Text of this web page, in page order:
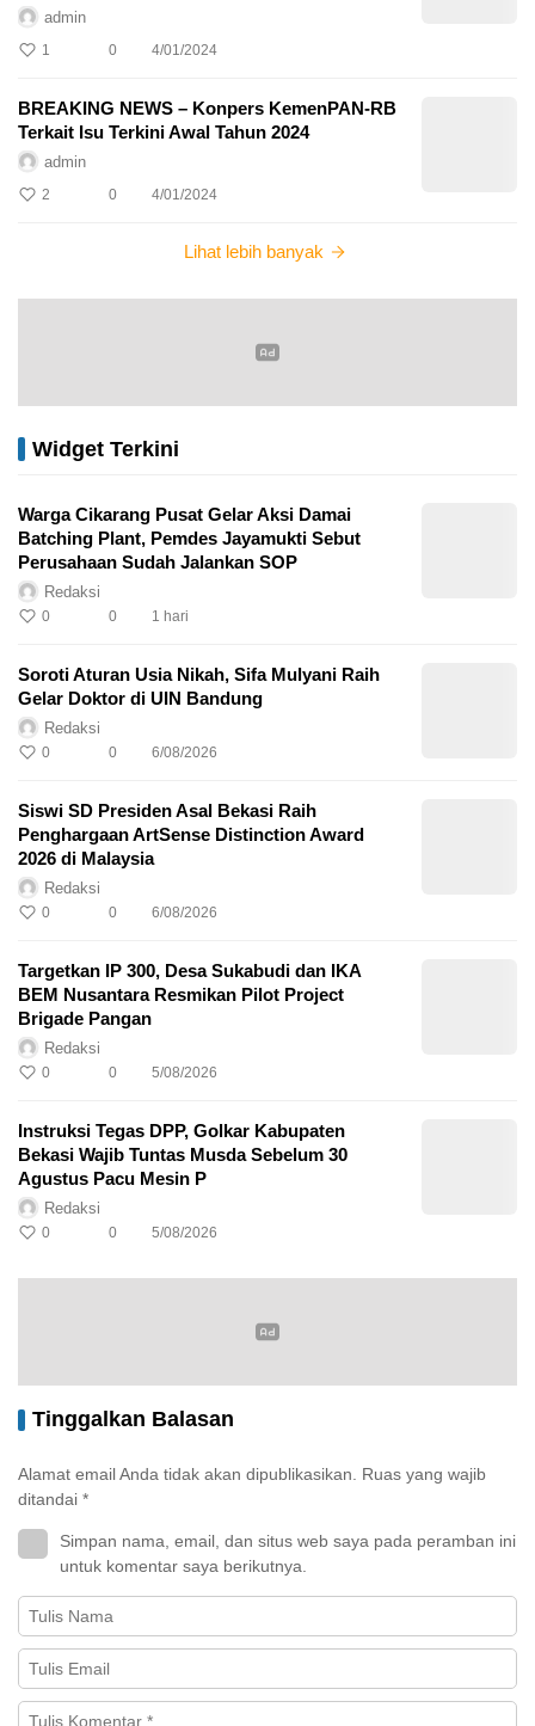
admin
1 0 4/01/2024
BREAKING NEWS – Konpers KemenPAN-RB
Terkait Isu Terkini Awal Tahun 2024
admin
2 0 4/01/2024
Lihat lebih banyak
Widget Terkini
Warga Cikarang Pusat Gelar Aksi Damai
Batching Plant, Pemdes Jayamukti Sebut
Perusahaan Sudah Jalankan SOP
Redaksi
0 0 1 hari
Soroti Aturan Usia Nikah, Sifa Mulyani Raih
Gelar Doktor di UIN Bandung
Redaksi
0 0 6/08/2026
Siswi SD Presiden Asal Bekasi Raih
Penghargaan ArtSense Distinction Award
2026 di Malaysia
Redaksi
0 0 6/08/2026
Targetkan IP 300, Desa Sukabudi dan IKA
BEM Nusantara Resmikan Pilot Project
Brigade Pangan
Redaksi
0 0 5/08/2026
Instruksi Tegas DPP, Golkar Kabupaten
Bekasi Wajib Tuntas Musda Sebelum 30
Agustus Pacu Mesin P
Redaksi
0 0 5/08/2026
Tinggalkan Balasan
Alamat email Anda tidak akan dipublikasikan.
Ruas yang wajib
ditandai *
Simpan nama, email, dan situs web saya pada peramban ini
untuk komentar saya berikutnya.